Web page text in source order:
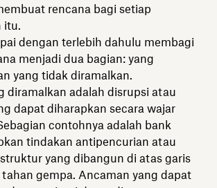
rencana bagi setiap
itu.
dengan terlebih dahulu membagi
menjadi dua bagian: yang
yang tidak diramalkan.
diramalkan adalah disrupsi atau
dapat diharapkan secara wajar
contohnya adalah bank
tindakan antipencurian atau
yang dibangun di atas garis
gempa. Ancaman yang dapat